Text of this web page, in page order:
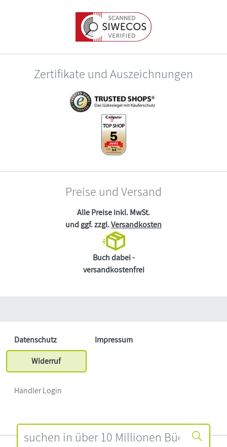
Zertifikate und Auszeichnungen
Preise und Versand
Alle Preise inkl. MwSt.
und ggf. zzgl.Versandkosten
Buch dabei -
versandkostenfrei
Datenschutz
Impressum
Widerruf
Händler Login